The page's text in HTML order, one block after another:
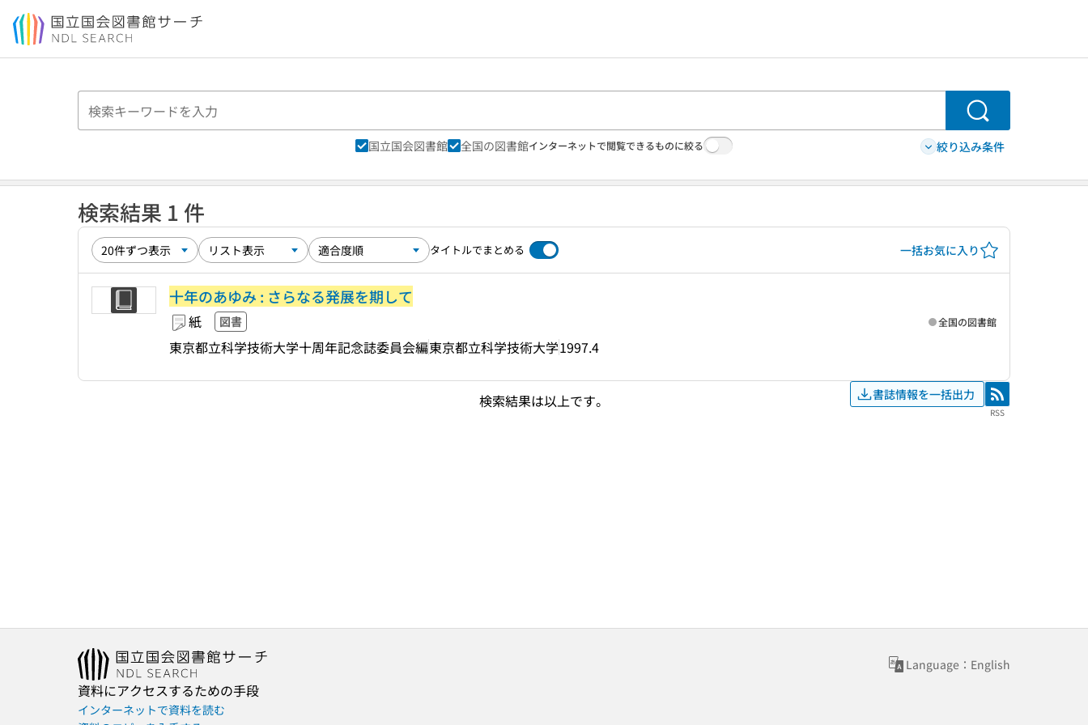
本文へ移動
検索
国立国会図書館 全国の図書館インターネットで閲覧できるものに絞る 絞り込み条件
検索結果 1 件
タイトルでまとめる 一括お気に入り
十年のあゆみ : さらなる発展を期して
紙 図書
東京都立科学技術大学十周年記念誌委員会編東京都立科学技術大学1997.4
全国の図書館
検索結果は以上です。 書誌情報を一括出力 RSS
RSS
Language：English
資料にアクセスするための手段
インターネットで資料を読む